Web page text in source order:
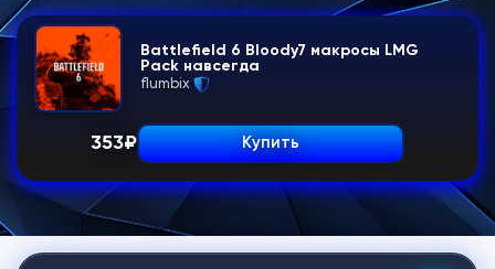
Battlefield 6 Bloody7 макросы LMG
Pack навсегда
flumbix
353₽ Купить